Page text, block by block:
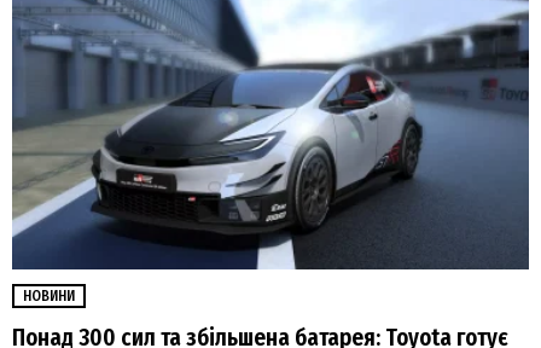
НОВИНИ
Понад 300 сил та збільшена батарея: Toyota готує